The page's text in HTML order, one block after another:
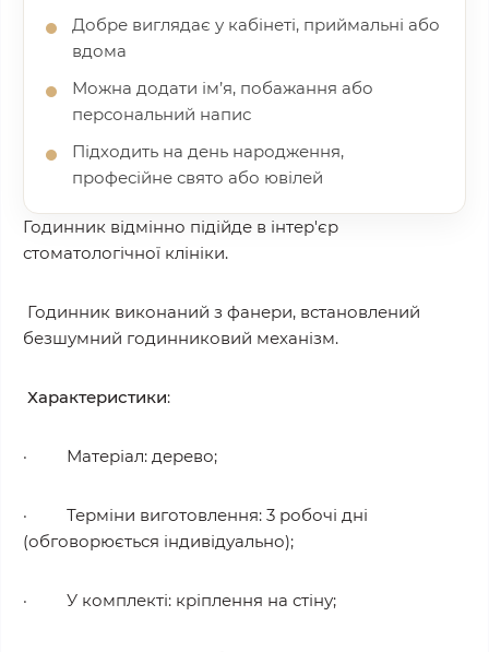
Добре виглядає у кабінеті, приймальні або
вдома
Можна додати ім’я, побажання або
персональний напис
Підходить на день народження,
професійне свято або ювілей
Годинник відмінно підійде в інтер'єр
стоматологічної клініки.
Годинник виконаний з фанери, встановлений
безшумний годинниковий механізм.
Характеристики:
· Матеріал: дерево;
· Терміни виготовлення: 3 робочі дні
(обговорюється індивідуально);
· У комплекті: кріплення на стіну;